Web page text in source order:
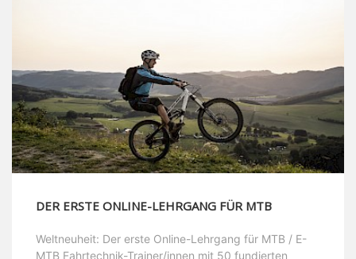
DER ERSTE ONLINE-LEHRGANG FÜR MTB
Weltneuheit: Der erste Online-Lehrgang für MTB / E-
MTB Fahrtechnik-Trainer/innen mit 50 fundierten